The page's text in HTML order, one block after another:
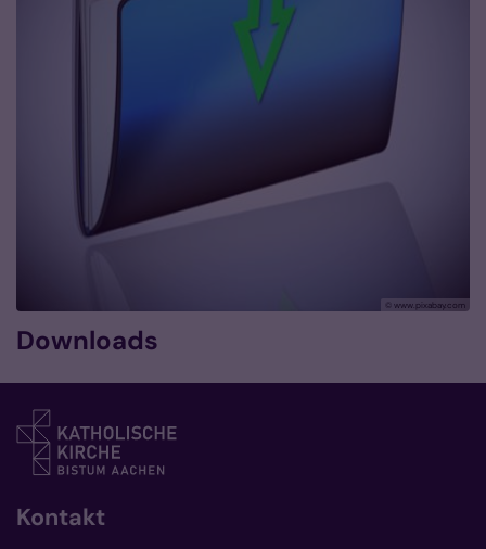
© www.pixabay.com
Downloads
Kontakt